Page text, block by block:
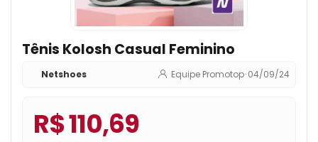
Tênis Kolosh Casual Feminino
Netshoes Equipe Promotop•04/09/24
R$ 110,69